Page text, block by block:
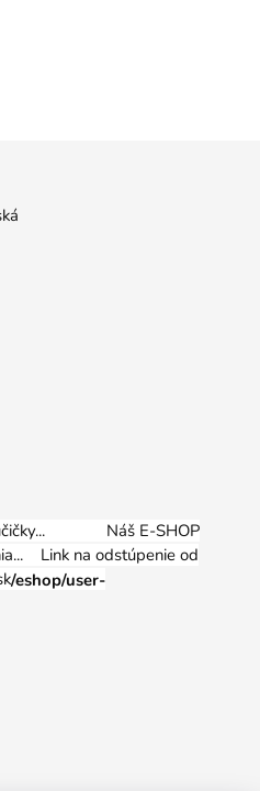
ručičky... Náš E-SHOP
Link na odstúpenie od
/eshop/user-